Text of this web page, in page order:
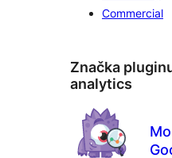
Commercial
Značka
analytics